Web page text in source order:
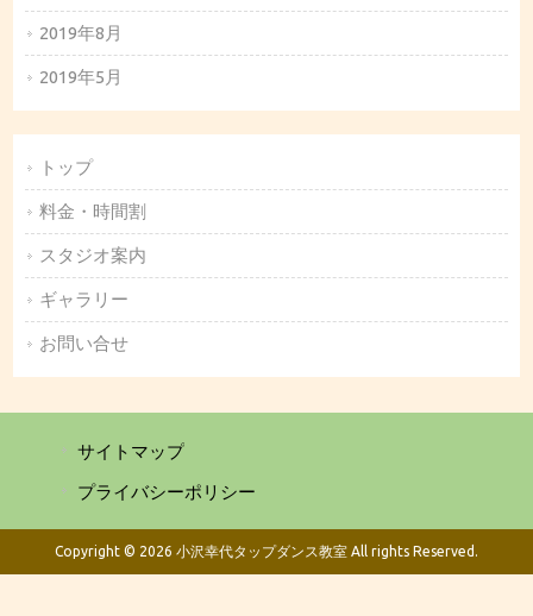
2019年8月
2019年5月
トップ
料金・時間割
スタジオ案内
ギャラリー
お問い合せ
サイトマップ
プライバシーポリシー
Copyright © 2026 小沢幸代タップダンス教室 All rights Reserved.